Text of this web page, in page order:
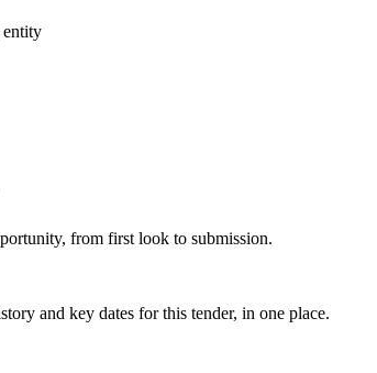
from first look to submission.
and key dates for this tender, in one place.